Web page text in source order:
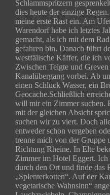
Schlammspritzern
dies heute der einzige
meine erste Rast ein. Am
Warendorf habe ich letztes
gemacht, als ich mit dem
gefahren bin. Danach führt
westfälische Käffer, die ich
Zwischen Telgte und
Kanalübergang vorbei. Ab
einen Schluck Wasser, ein
Geocache.Schließlich
will mir ein Zimmer suchen.
mit der gleichen Absicht
suchen wir zu viert. Doch
entweder schon vergeben
trenne mich von der Gruppe
Richtung Rheine. In Elte
Zimmer im Hotel Eggert. Ich
durch den Ort und finde das
„Splenterkotten“. Auf der
vegetarische Wahnsinn“